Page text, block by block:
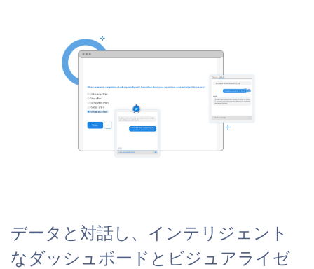
データと対話し、インテリジェント
なダッシュボードとビジュアライゼ